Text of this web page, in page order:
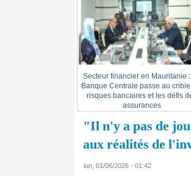
Secteur financier en Mauritanie
Banque Centrale passe au
risques bancaires et les défis
assurances
"Il n'y a pas de
aux réalités de
lun, 01/06/2026 - 01:42